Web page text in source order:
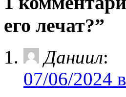
его лечат?”
Даниил:
07/06/2024